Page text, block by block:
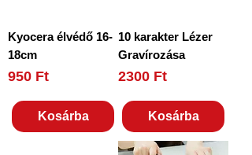
Kyocera élvédő 16-
18cm
Ár
950 Ft
Kosárba
10 karakter Lézer
Gravírozása
Ár
2300 Ft
Kosárba